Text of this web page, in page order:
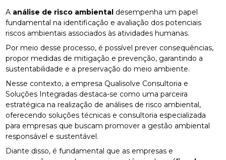
A análise de risco ambiental desempenha um papel
fundamental na identificação e avaliação dos potenciais
riscos ambientais associados às atividades humanas.
Por meio desse processo, é possível prever consequências,
propor medidas de mitigação e prevenção, garantindo a
sustentabilidade e a preservação do meio ambiente.
Nesse contexto, a empresa Qualisolve Consultoria e
Soluções Integradas destaca-se como uma parceira
estratégica na realização de análises de risco ambiental,
oferecendo soluções técnicas e consultoria especializada
para empresas que buscam promover a gestão ambiental
responsável e sustentável.
Diante disso, é fundamental que as empresas e